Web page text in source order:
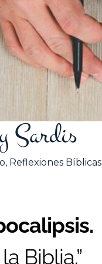
Sardis
, Reflexiones Bíblicas
Biblia.”